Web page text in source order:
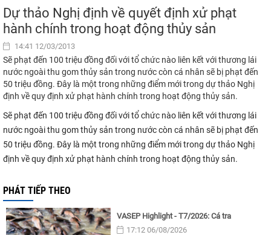
Dự thảo Nghị định về quyết định xử phạt
hành chính trong hoạt động thủy sản
14:41 12/03/2013
Sẽ phạt đến 100 triệu đồng đối với tổ chức nào liên kết với thương lái
nước ngoài thu gom thủy sản trong nước còn cá nhân sẽ bị phạt đến
50 triệu đồng. Đây là một trong những điểm mới trong dự thảo Nghị
định về quy định xử phạt hành chính trong hoạt động thủy sản.
Sẽ phạt đến 100 triệu đồng đối với tổ chức nào liên kết với thương lái
nước ngoài thu gom thủy sản trong nước còn cá nhân sẽ bị phạt đến
50 triệu đồng. Đây là một trong những điểm mới trong dự thảo Nghị
định về quy định xử phạt hành chính trong hoạt động thủy sản.
PHÁT TIẾP THEO
VASEP Highlight - T7/2026: Cá tra
17:12 06/08/2026